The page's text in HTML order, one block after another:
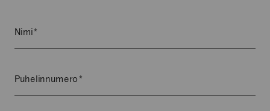
Nimi
Puhelinnumero
Name